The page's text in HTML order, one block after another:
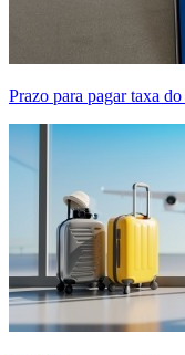
Prazo para pagar taxa